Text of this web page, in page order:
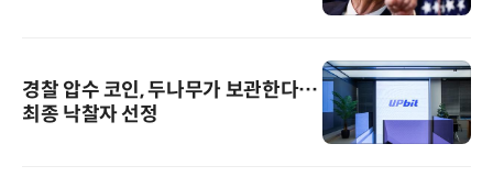
경찰 압수 코인, 두나무가 보관한다…
최종 낙찰자 선정